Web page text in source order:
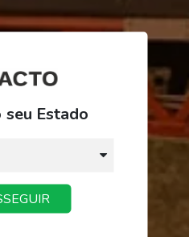
R$ 9,16
seu Estado